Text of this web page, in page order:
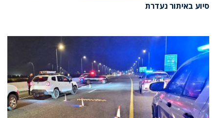
סיוע באיתור נעדרת